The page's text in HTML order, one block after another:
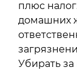
плюс
домашних
Убирать